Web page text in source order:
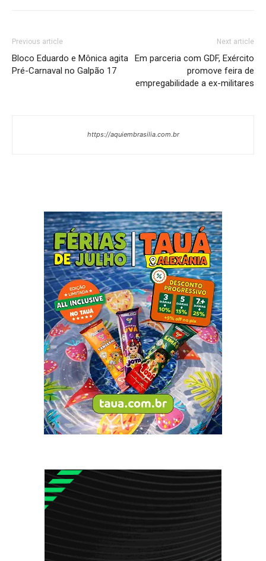
Previous article
Bloco Eduardo e Mônica agita
Pré-Carnaval no Galpão 17
Next article
Em parceria com GDF, Exército
promove feira de
empregabilidade a ex-militares
https://aquiembrasilia.com.br